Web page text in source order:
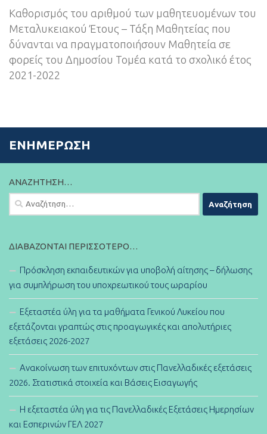
Καθορισμός του αριθμού των μαθητευομένων του
Μεταλυκειακού Έτους – Τάξη Μαθητείας που
δύνανται να πραγματοποιήσουν Μαθητεία σε
φορείς του Δημοσίου Τομέα κατά το σχολικό έτος
2021-2022
ΕΝΗΜΈΡΩΣΗ
ΑΝΑΖΉΤΗΣΗ…
Αναζήτηση
για:
ΔΙΑΒΆΖΟΝΤΑΙ ΠΕΡΙΣΣΌΤΕΡΟ…
Πρόσκληση εκπαιδευτικών για υποβολή αίτησης – δήλωσης
για συμπλήρωση του υποχρεωτικού τους ωραρίου
Εξεταστέα ύλη για τα μαθήματα Γενικού Λυκείου που
εξετάζονται γραπτώς στις προαγωγικές και απολυτήριες
εξετάσεις 2026-2027
Ανακοίνωση των επιτυχόντων στις Πανελλαδικές εξετάσεις
2026. Στατιστικά στοιχεία και Βάσεις Εισαγωγής
Η εξεταστέα ύλη για τις Πανελλαδικές Εξετάσεις Ημερησίων
και Εσπερινών ΓΕΛ 2027